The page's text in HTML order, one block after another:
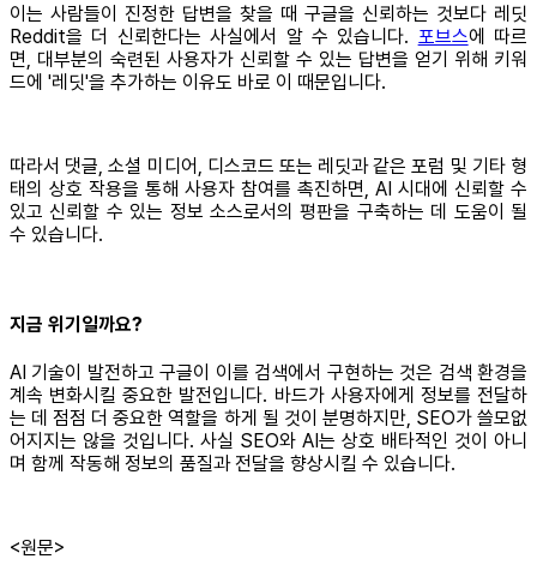
이는 사람들이 진정한 답변을 찾을 때 구글을 신뢰하는 것보다 레딧
Reddit을 더 신뢰한다는 사실에서 알 수 있습니다. 포브스에 따르
면, 대부분의 숙련된 사용자가 신뢰할 수 있는 답변을 얻기 위해 키워
드에 '레딧'을 추가하는 이유도 바로 이 때문입니다.
따라서 댓글, 소셜 미디어, 디스코드 또는 레딧과 같은 포럼 및 기타 형
태의 상호 작용을 통해 사용자 참여를 촉진하면, AI 시대에 신뢰할 수
있고 신뢰할 수 있는 정보 소스로서의 평판을 구축하는 데 도움이 될
수 있습니다.
지금 위기일까요?
AI 기술이 발전하고 구글이 이를 검색에서 구현하는 것은 검색 환경을
계속 변화시킬 중요한 발전입니다. 바드가 사용자에게 정보를 전달하
는 데 점점 더 중요한 역할을 하게 될 것이 분명하지만, SEO가 쓸모없
어지지는 않을 것입니다. 사실 SEO와 AI는 상호 배타적인 것이 아니
며 함께 작동해 정보의 품질과 전달을 향상시킬 수 있습니다.
<원문>